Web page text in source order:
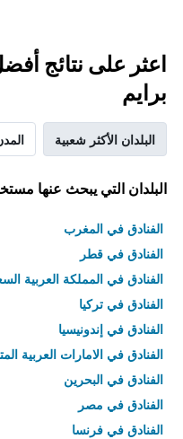
اعثر على نتائج
برايم
البلدان الأكثر شعبية
البلدان التي يبحث عنها
الفنادق في المغرب
الفنادق في قطر
الفنادق في المملكة العربية
الفنادق في تركيا
الفنادق في إندونيسيا
الفنادق في الامارات العربية
الفنادق في البحرين
الفنادق في مصر
الفنادق في فرنسا